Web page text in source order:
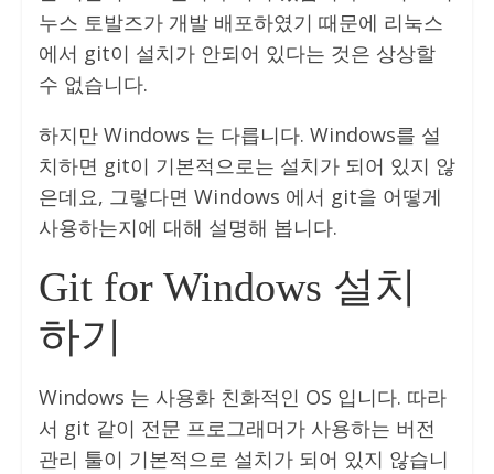
누스 토발즈가 개발 배포하였기 때문에 리눅스
에서 git이 설치가 안되어 있다는 것은 상상할
수 없습니다.
하지만 Windows 는 다릅니다. Windows를 설
치하면 git이 기본적으로는 설치가 되어 있지 않
은데요, 그렇다면 Windows 에서 git을 어떻게
사용하는지에 대해 설명해 봅니다.
Git for Windows 설치
하기
Windows 는 사용화 친화적인 OS 입니다. 따라
서 git 같이 전문 프로그래머가 사용하는 버전
관리 툴이 기본적으로 설치가 되어 있지 않습니